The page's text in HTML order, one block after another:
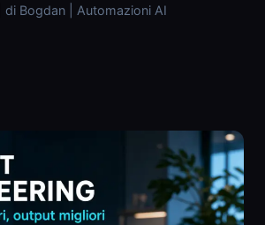
di Bogdan Automazioni AI